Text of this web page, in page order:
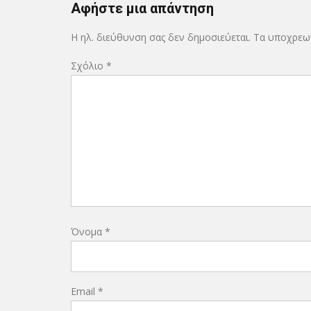
Αφήστε μια απάντηση
Η ηλ. διεύθυνση σας δεν δημοσιεύεται. Τα
Σχόλιο *
Όνομα *
Email *